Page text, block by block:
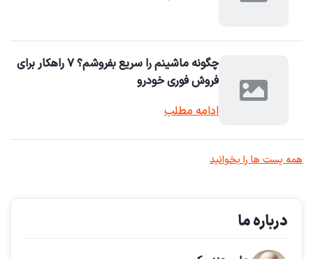
چگونه ماشینم را سریع بفروشم؟ ۷ راهکار برای
فروش فوری خودرو
ادامه مطلب
همه پست ها را بخوانید
درباره ما